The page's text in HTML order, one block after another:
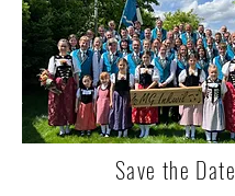
Save the Date